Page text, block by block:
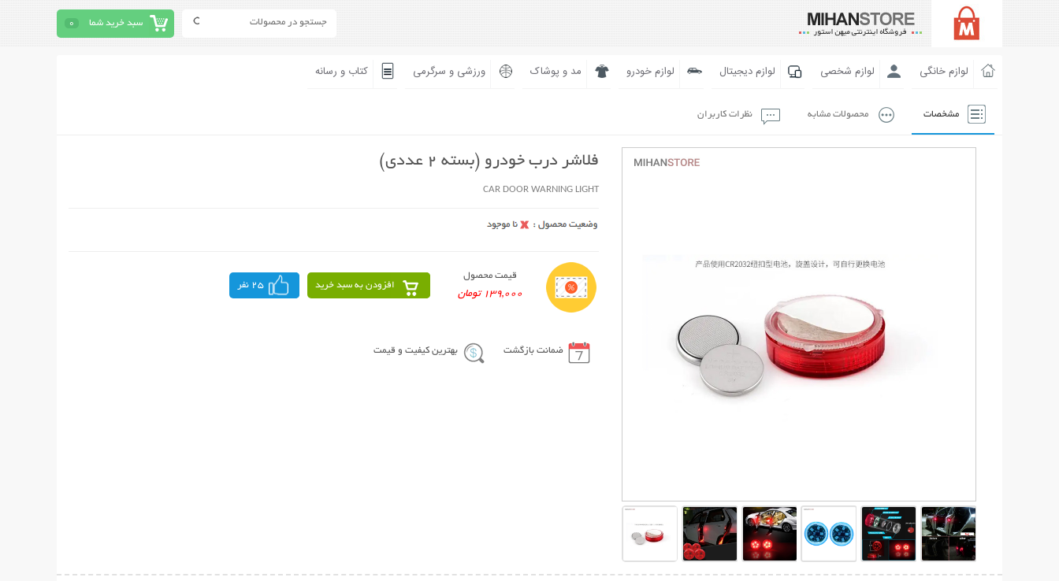
سبد خرید شما 0
لوازم خانگی لوازم شخصی لوازم دیجیتال لوازم خودرو مد و پوشاک ورزشی و سرگرمی کتاب و رسانه
مشخصات محصولات مشابه نظرات کاربران
فلاشر درب خودرو (بسته 2 عددی)
CAR DOOR WARNING LIGHT
قیمت محصول
139,000 تومان
افزودن به سبد خرید 25 نفر
ضمانت بازگشت بهترین کیفیت و قیمت